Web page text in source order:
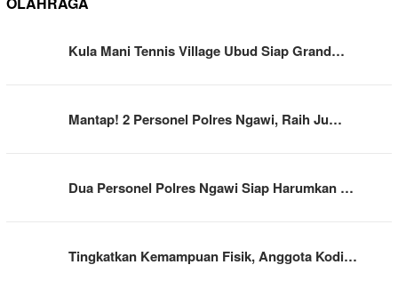
Kula Mani Tennis Village Ubud Siap Grand…
Mantap! 2 Personel Polres Ngawi, Raih Ju…
Dua Personel Polres Ngawi Siap Harumkan …
Tingkatkan Kemampuan Fisik, Anggota Kodi…